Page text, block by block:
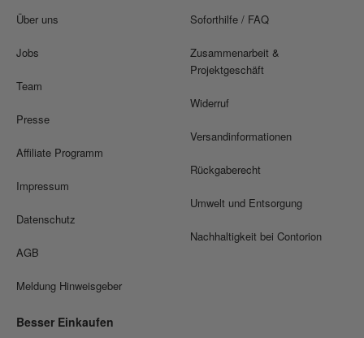
Über uns
Jobs
Team
Presse
Affiliate Programm
Impressum
Datenschutz
AGB
Meldung Hinweisgeber
Soforthilfe / FAQ
Zusammenarbeit &
Projektgeschäft
Widerruf
Versandinformationen
Rückgaberecht
Umwelt und Entsorgung
Nachhaltigkeit bei Contorion
Besser Einkaufen